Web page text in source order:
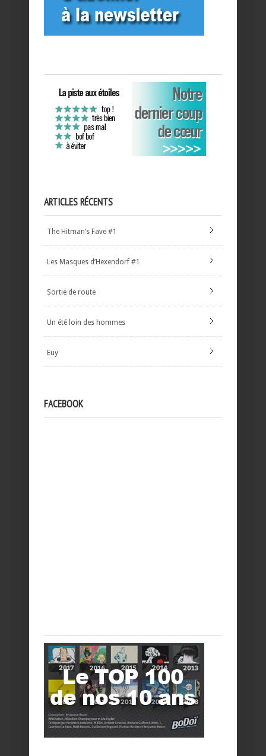
ARTICLES RÉCENTS
The Hitman’s Fave #1
Les Masques d’Hexendorf #1
Sortie de route
Un été loin des hommes
Euy
FACEBOOK